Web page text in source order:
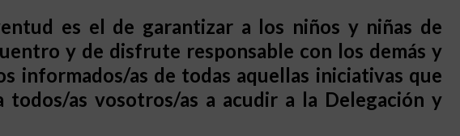
es el de garantizar a los niños y niñas de
y de disfrute responsable con los demás y
informados/as de todas aquellas iniciativas que
as vosotros/as a acudir a la Delegación y